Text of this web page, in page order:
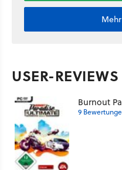
USER-REVIEWS
Burnout
9